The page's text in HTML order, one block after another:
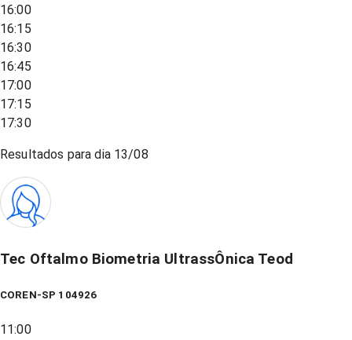
16:00
16:15
16:30
16:45
17:00
17:15
17:30
Resultados para dia 13/08
Tec Oftalmo Biometria UltrassÔnica Teod
COREN-SP 104926
11:00